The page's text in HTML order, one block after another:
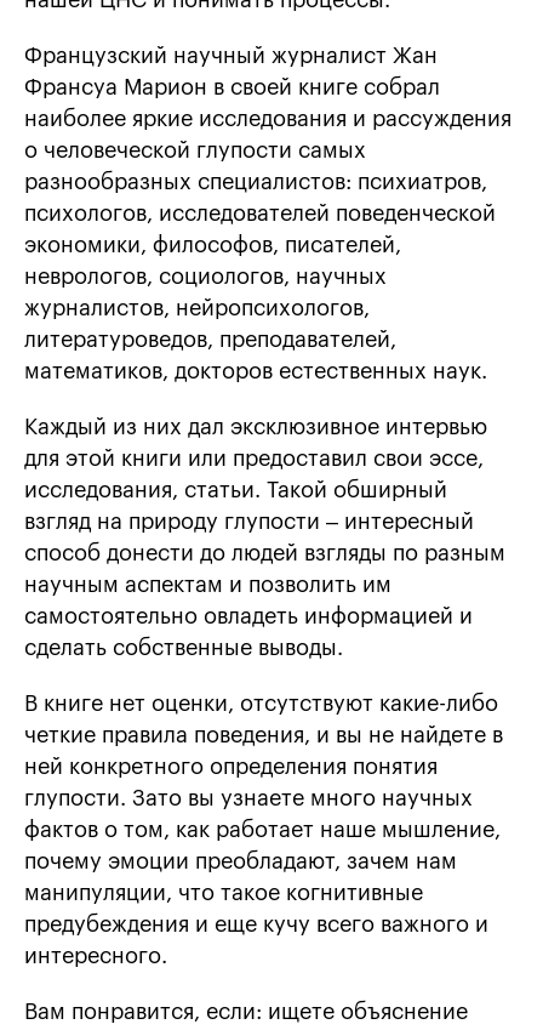
Французский научный журналист Жан
Франсуа Марион в своей книге собрал
наиболее яркие исследования и рассуждения
о человеческой глупости самых
разнообразных специалистов: психиатров,
психологов, исследователей поведенческой
экономики, философов, писателей,
неврологов, социологов, научных
журналистов, нейропсихологов,
литературоведов, преподавателей,
математиков, докторов естественных наук.
Каждый из них дал эксклюзивное интервью
для этой книги или предоставил свои эссе,
исследования, статьи. Такой обширный
взгляд на природу глупости – интересный
способ донести до людей взгляды по разным
научным аспектам и позволить им
самостоятельно овладеть информацией и
сделать собственные выводы.
В книге нет оценки, отсутствуют какие-либо
четкие правила поведения, и вы не найдете в
ней конкретного определения понятия
глупости. Зато вы узнаете много научных
фактов о том, как работает наше мышление,
почему эмоции преобладают, зачем нам
манипуляции, что такое когнитивные
предубеждения и еще кучу всего важного и
интересного.
Вам понравится, если: ищете объяснение